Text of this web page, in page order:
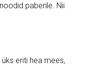
paberile. Nii
eriti hea mees,